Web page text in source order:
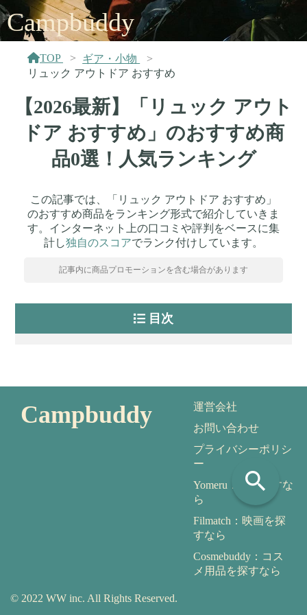
Campbuddy
TOP
ギア・小物
リュック アウトドア おすすめ
【2026最新】「リュック アウト
ドア おすすめ」のおすすめ商
品0選！人気ランキング
この記事では、「リュック アウトドア おすすめ」
のおすすめ商品をランキング形式で紹介していきま
す。インターネット上の口コミや評判をベースに集
計し独自のスコアでランク付けしています。
記事内に商品プロモーションを含む場合があります
目次
search
Campbuddy
運営会社
お問い合わせ
プライバシーポリシ
ー
Yomeru：本を探すな
ら
Filmatch：映画を探
すなら
Cosmebuddy：コス
メ用品を探すなら
© 2022 WW inc. All Rights Reserved.